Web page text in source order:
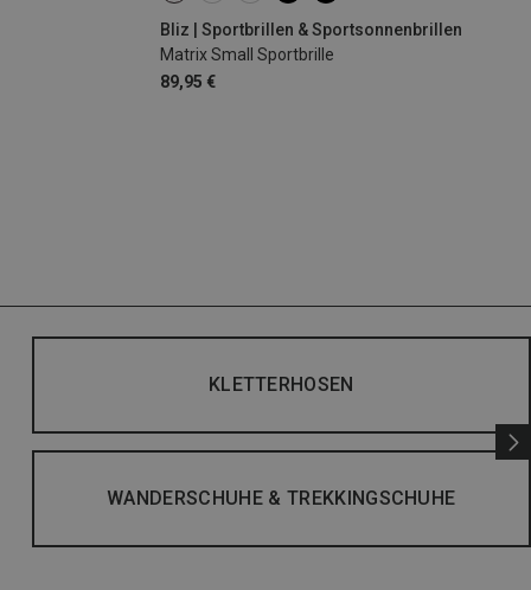
Bliz | Sportbrillen & Sportsonnenbrillen
Matrix Small Sportbrille
89,95 €
KLETTERHOSEN
WANDERSCHUHE & TREKKINGSCHUHE